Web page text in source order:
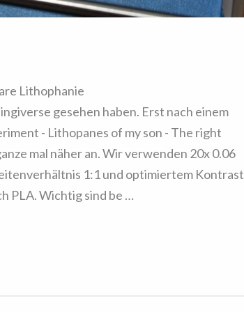
Lithophanie
gesehen haben. Erst nach einem
- Lithopanes of my son - The right
mal näher an. Wir verwenden 20x 0.06
1:1 und optimiertem Kontrast
PLA. Wichtig sind be …